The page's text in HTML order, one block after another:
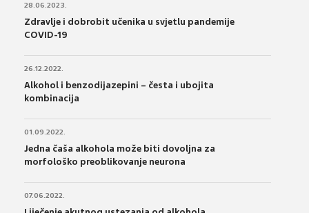
28.06.2023.
Zdravlje i dobrobit učenika u svjetlu pandemije
COVID-19
26.12.2022.
Alkohol i benzodijazepini – česta i ubojita
kombinacija
01.09.2022.
Jedna čaša alkohola može biti dovoljna za
morfološko preoblikovanje neurona
07.06.2022.